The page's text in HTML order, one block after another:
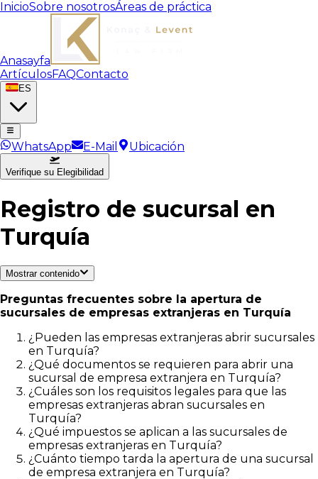
InicioSobre nosotrosÁreas de práctica
Anasayfa
ArtículosFAQContacto
ES
WhatsApp E-Mail Ubicación
Verifique su Elegibilidad
Registro de sucursal en
Turquía
Mostrar contenido
Preguntas frecuentes sobre la apertura de
sucursales de empresas extranjeras en Turquía
¿Pueden las empresas extranjeras abrir sucursales
en Turquía?
¿Qué documentos se requieren para abrir una
sucursal de empresa extranjera en Turquía?
¿Cuáles son los requisitos legales para que las
empresas extranjeras abran sucursales en
Turquía?
¿Qué impuestos se aplican a las sucursales de
empresas extranjeras en Turquía?
¿Cuánto tiempo tarda la apertura de una sucursal
de empresa extranjera en Turquía?